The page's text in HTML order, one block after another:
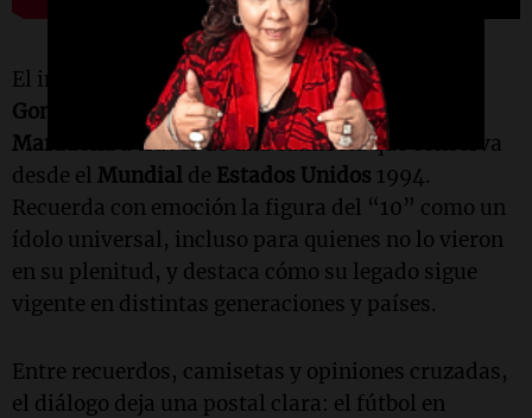
El intercambio también incluyó aEmanuel
González
, quien rescata su vínculo con
Maradona a través de una camiseta que conserva
desde el Mundial de Estados Unidos 1994.
Recuerda con emoción la figura del “10” como un
ídolo universal, incluso para quienes no lo vieron
en su plenitud, y destaca cómo su legado sigue
vigente en distintas generaciones y países.
Entre recuerdos, camisetas y opiniones cruzadas,
el diálogo deja una postal clara: el fútbol en